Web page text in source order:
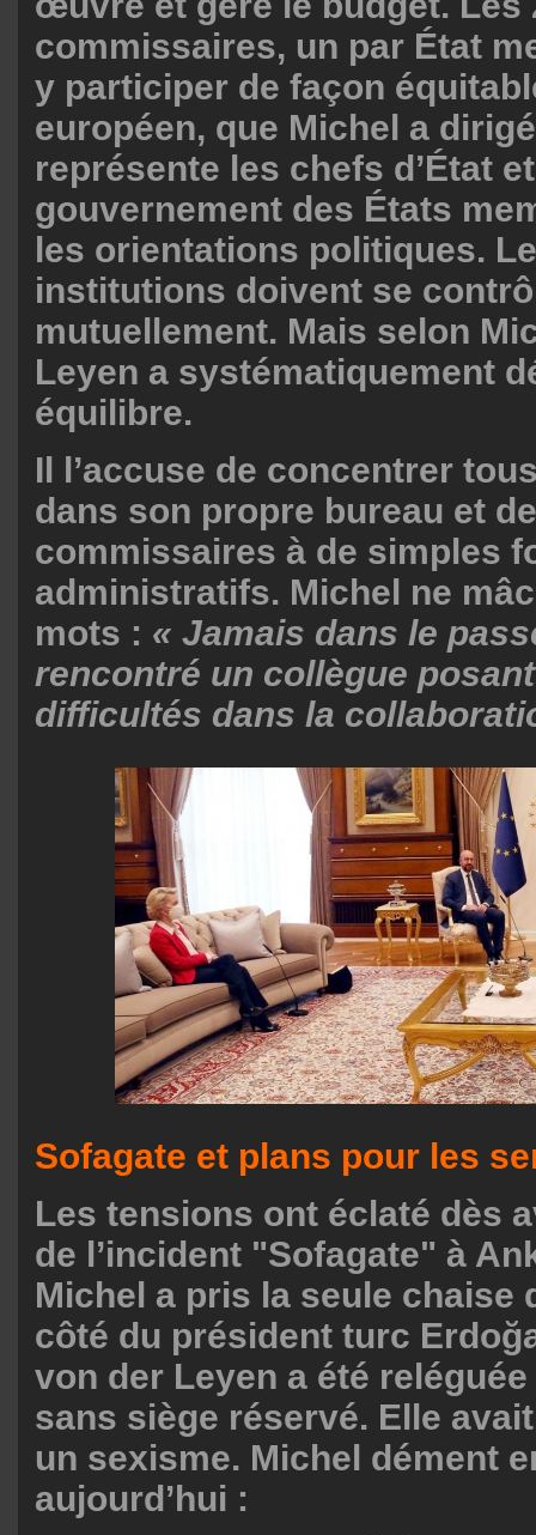
commissaires, un par État
y participer de façon
européen, que Michel a
représente les chefs d’État
gouvernement des États
les orientations politiques.
institutions doivent se
mutuellement. Mais selon
Leyen a systématiquement
équilibre.
Il l’accuse de concentrer
dans son propre bureau et
commissaires à de simples
administratifs. Michel ne
mots : « Jamais dans le
rencontré un collègue
difficultés dans la
Sofagate et plans pour les
Les tensions ont éclaté dès
de l’incident "Sofagate" à
Michel a pris la seule chaise
côté du président turc
von der Leyen a été
sans siège réservé. Elle
un sexisme. Michel dément
aujourd’hui :